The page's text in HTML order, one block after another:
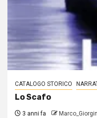
CATALOGO STORICO
Lo Scafo
3 anni fa